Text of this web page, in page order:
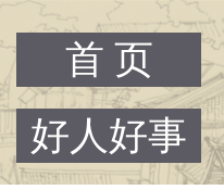
首 页
好人好事